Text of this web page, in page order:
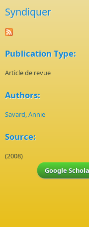
Syndiquer
Publication Type:
Article de revue
Authors:
Savard, Annie
Source:
(2008)
Google